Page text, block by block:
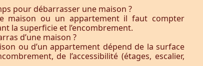
pour débarrasser une maison ?
maison ou un appartement il faut compter
la superficie et l’encombrement.
d’une maison ?
ou d’un appartement dépend de la surface
de l’accessibilité (étages, escalier,